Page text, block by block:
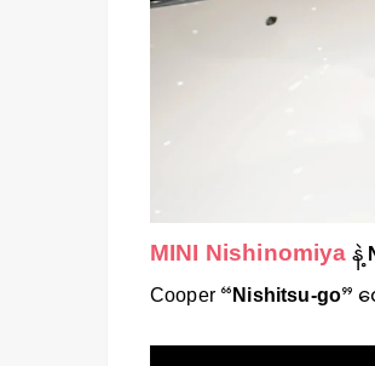
MINI Nishinomiyaနဲ့
Cooper “Nishitsu-go”